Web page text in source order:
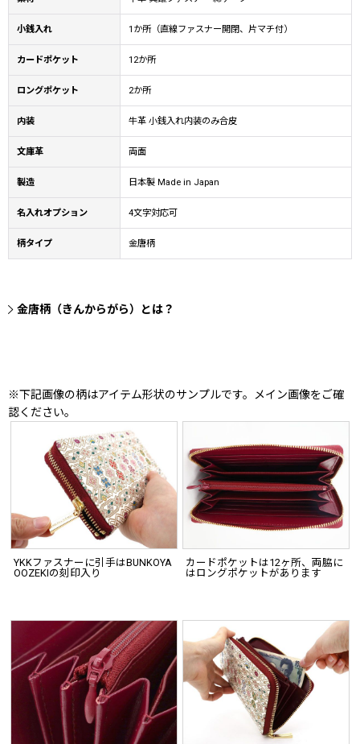
小銭入れ 1か所（直線ファスナー開閉、片マチ付）
カードポケット 12か所
ロングポケット 2か所
内装 牛革 小銭入れ内装のみ合皮
文庫革 両面
製造 日本製 Made in Japan
名入れオプション 4文字対応可
柄タイプ 金唐柄
金唐柄（きんからがら）とは？
※下記画像の柄はアイテム形状のサンプルです。メイン画像をご確
認ください。
YKKファスナーに引手はBUNKOYA
OOZEKIの刻印入り
カードポケットは12ヶ所、両脇に
はロングポケットがあります